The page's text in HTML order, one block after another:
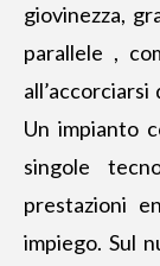
giovinezza,
parallele ,
Un impianto
singole
prestazioni
impiego. Sul